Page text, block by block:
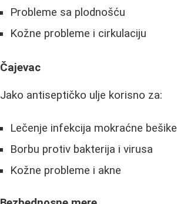
Probleme sa plodnošću
Kožne probleme i cirkulaciju
Čajevac
Jako antiseptičko ulje korisno za:
Lečenje infekcija mokraćne bešike
Borbu protiv bakterija i virusa
Kožne probleme i akne